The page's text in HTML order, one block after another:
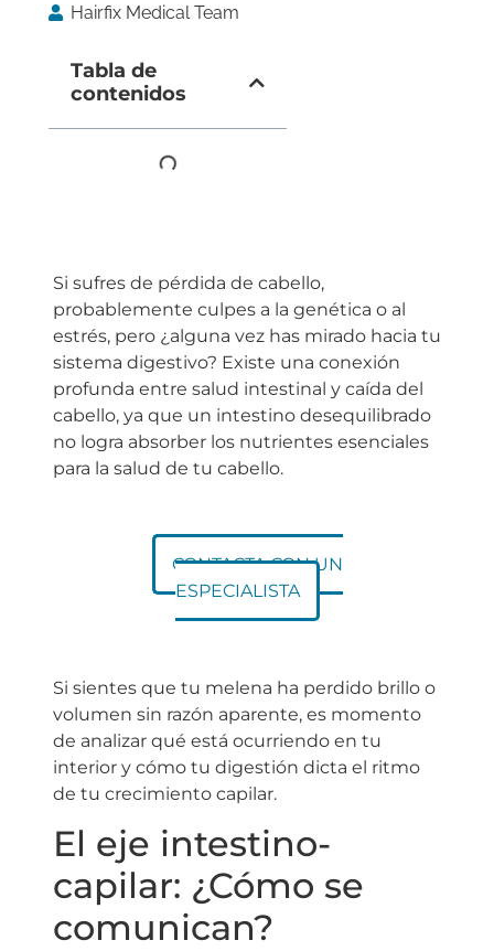
Hairfix Medical Team
Tabla de
contenidos
Si sufres de pérdida de cabello,
probablemente culpes a la genética o al
estrés, pero ¿alguna vez has mirado hacia tu
sistema digestivo? Existe una conexión
profunda entre salud intestinal y caída del
cabello, ya que un intestino desequilibrado
no logra absorber los nutrientes esenciales
para la salud de tu cabello.
CONTACTA CON UN
ESPECIALISTA
Si sientes que tu melena ha perdido brillo o
volumen sin razón aparente, es momento
de analizar qué está ocurriendo en tu
interior y cómo tu digestión dicta el ritmo
de tu crecimiento capilar.
El eje intestino-
capilar: ¿Cómo se
comunican?